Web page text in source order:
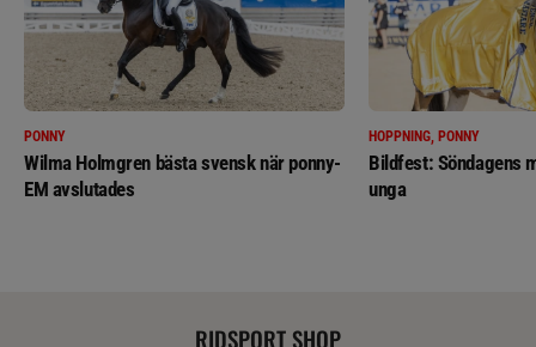
PONNY
Wilma Holmgren bästa svensk när ponny-
EM avslutades
HOPPNING, PONNY
Bildfest: Söndagens
unga
RIDSPORT SHOP